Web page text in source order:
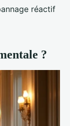
réactif
?